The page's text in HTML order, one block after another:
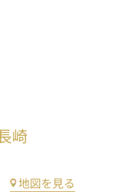
崎
地図を見る